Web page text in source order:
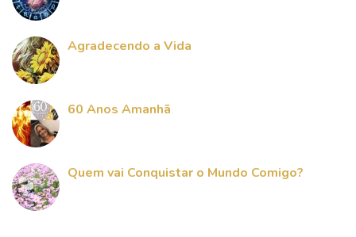
Agradecendo a Vida
60 Anos Amanhã
Quem vai Conquistar o Mundo Comigo?